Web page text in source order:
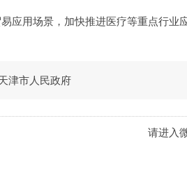
应用场景，加快推进医疗等重点行业
津市人民政府
请进入